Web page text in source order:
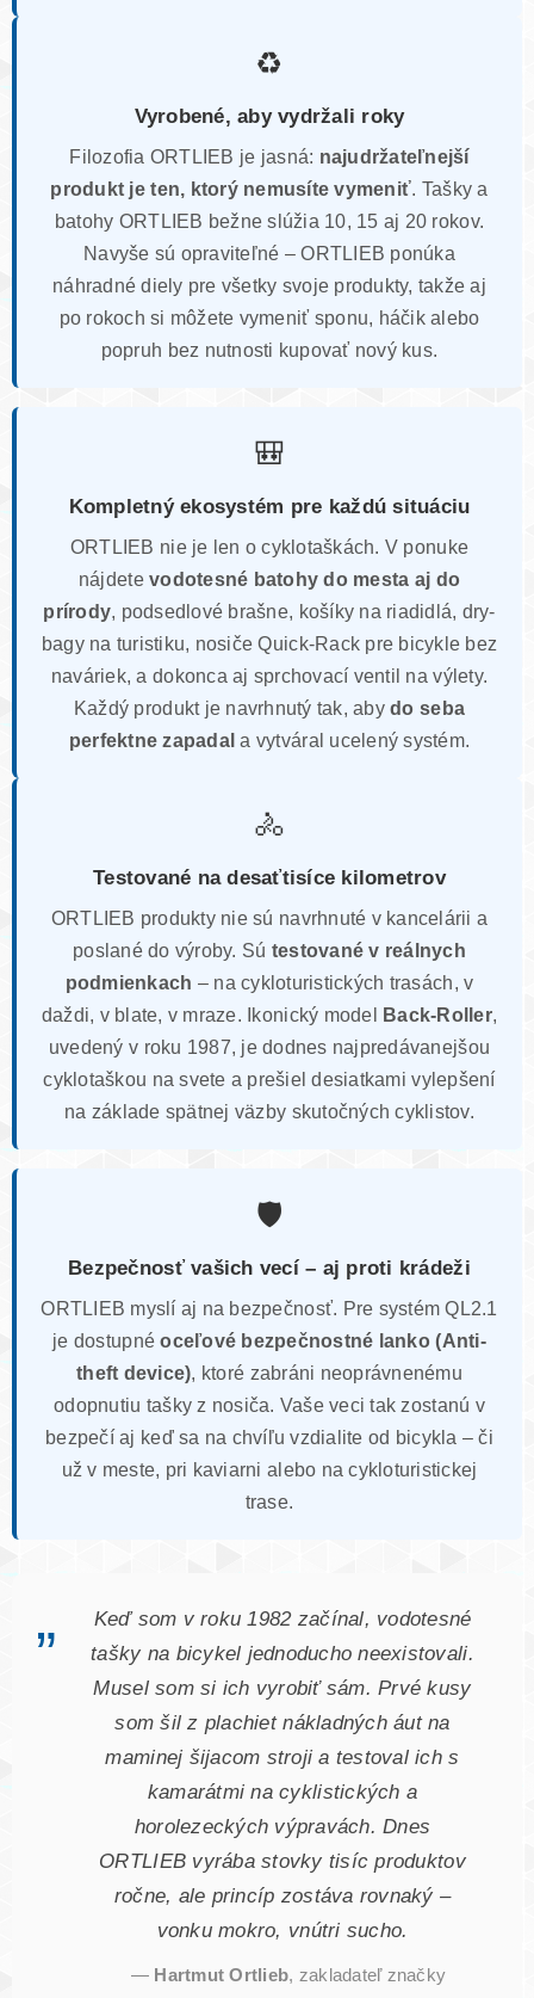
♻️
Vyrobené, aby vydržali roky
Filozofia ORTLIEB je jasná: najudržateľnejší
produkt je ten, ktorý nemusíte vymeniť. Tašky a
batohy ORTLIEB bežne slúžia 10, 15 aj 20 rokov.
Navyše sú opraviteľné – ORTLIEB ponúka
náhradné diely pre všetky svoje produkty, takže aj
po rokoch si môžete vymeniť sponu, háčik alebo
popruh bez nutnosti kupovať nový kus.
🎒
Kompletný ekosystém pre každú situáciu
ORTLIEB nie je len o cyklotaškách. V ponuke
nájdetevodotesné batohy do mesta aj do
prírody, podsedlové brašne, košíky na riadidlá, dry-
bagy na turistiku, nosiče Quick-Rack pre bicykle bez
naváriek, a dokonca aj sprchovací ventil na výlety.
Každý produkt je navrhnutý tak, abydo seba
perfektne zapadal a vytváral ucelený systém.
🚴
Testované na desaťtisíce kilometrov
ORTLIEB produkty nie sú navrhnuté v kancelárii a
poslané do výroby. Sú testované v reálnych
podmienkach – na cykloturistických trasách, v
daždi, v blate, v mraze. Ikonický model
Back-Roller,
uvedený v roku 1987, je dodnes najpredávanejšou
cyklotaškou na svete a prešiel desiatkami vylepšení
na základe spätnej väzby skutočných cyklistov.
🛡️
Bezpečnosť vašich vecí – aj proti krádeži
ORTLIEB myslí aj na bezpečnosť. Pre systém QL2.1
je dostupnéoceľové bezpečnostné lanko (Anti-
theft device), ktoré zabráni neoprávnenému
odopnutiu tašky z nosiča. Vaše veci tak zostanú v
bezpečí aj keď sa na chvíľu vzdialite od bicykla – či
už v meste, pri kaviarni alebo na cykloturistickej
trase.
„
Keď som v roku 1982 začínal, vodotesné
tašky na bicykel jednoducho neexistovali.
Musel som si ich vyrobiť sám. Prvé kusy
som šil z plachiet nákladných áut na
maminej šijacom stroji a testoval ich s
kamarátmi na cyklistických a
horolezeckých výpravách. Dnes
ORTLIEB vyrába stovky tisíc produktov
ročne, ale princíp zostáva rovnaký –
vonku mokro, vnútri sucho.
— Hartmut Ortlieb, zakladateľ značky